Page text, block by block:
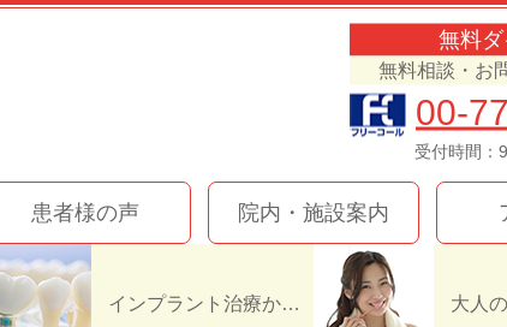
無料
無料相談・お
00-
受付時間：
インプラント治療か入れ歯（義歯）どっちを選ぶ！？ 大人
患者様の声 院内・施設案内